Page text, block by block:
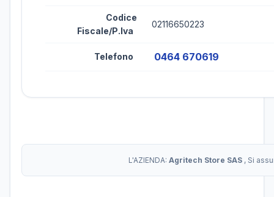
Codice
Fiscale/P.Iva
02116650223
Telefono 0464 670619
L'AZIENDA: Agritech Store SAS , Si